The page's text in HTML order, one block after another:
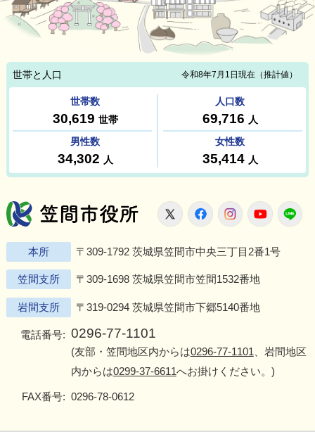
笠間市役所
X FacebookInstagram
本所 〒309-1792 茨城県笠間市中央三丁目2番1号
笠間支所 〒309-1698 茨城県笠間市笠間1532番地
岩間支所 〒319-0294 茨城県笠間市下郷5140番地
電話番号: 0296-77-1101
(友部・笠間地区内からは0296-77-1101 、岩間地区
内からは0299-37-6611へお掛けください。)
FAX番号: 0296-78-0612